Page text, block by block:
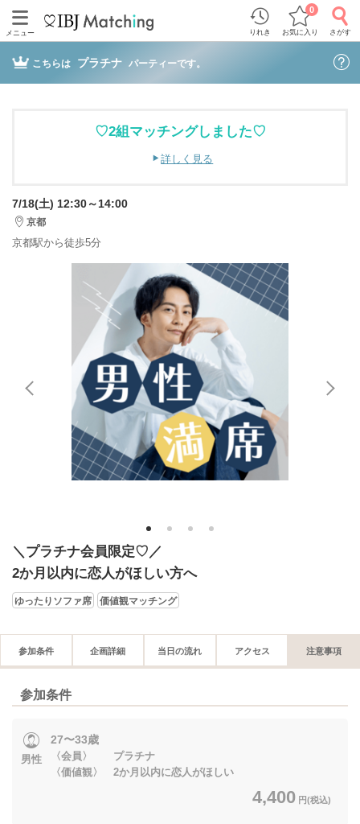
メニュー りれき お気に入り
0
さがす
こちらは プラチナ パーティーです。
♡2組マッチングしました♡
詳しく見る
7/18(土) 12:30～14:00
京都
京都駅から徒歩5分
1 2 3 4
＼プラチナ会員限定♡／
2か月以内に恋人がほしい方へ
ゆったりソファ席 価値観マッチング
参加条件 企画詳細 当日の流れ アクセス 注意事項
参加条件
男性
27〜33歳
〈会員〉 プラチナ
〈価値観〉 2か月以内に恋人がほしい
4,400 円(税込)